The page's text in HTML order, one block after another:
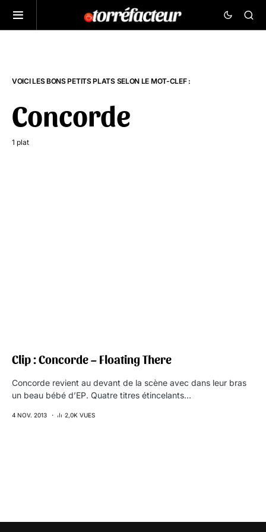
VOICI LES BONS PETITS PLATS SELON LE MOT-CLEF :
Concorde
1 plat
Clip : Concorde – Floating There
Concorde revient au devant de la scène avec dans leur bras
un beau bébé d’EP. Quatre titres étincelants…
4 NOV. 2013 2,0K VUES